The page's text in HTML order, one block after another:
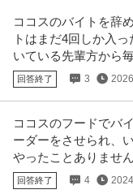
インテリアデザイナー
ーダーメイド家具メー
株式会社エストレージ
新着 正社員 職場内禁煙
年収400万円〜600万円
【職種】デザイン＞イン
プロダクトマネージャ
株式会社エブリー
ココスのバイトを辞
トはまだ4回しか入
いている先輩方から
回答終了 3
ココスのフードでバ
ーダーをさせられ、
やったことありませ
回答終了 4